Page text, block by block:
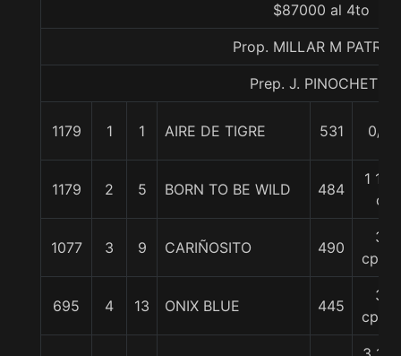
$87000 al 4to
Prop. MILLAR M
Prep. J. PINOCHET P.
1179 1 1 AIRE DE TIGRE 531 0/0
1179 2 5 BORN TO BE WILD 484
1 1/2
c
1077 3 9 CARIÑOSITO 490
3
cpos.
695 4 13 ONIX BLUE 445
3
cpos.